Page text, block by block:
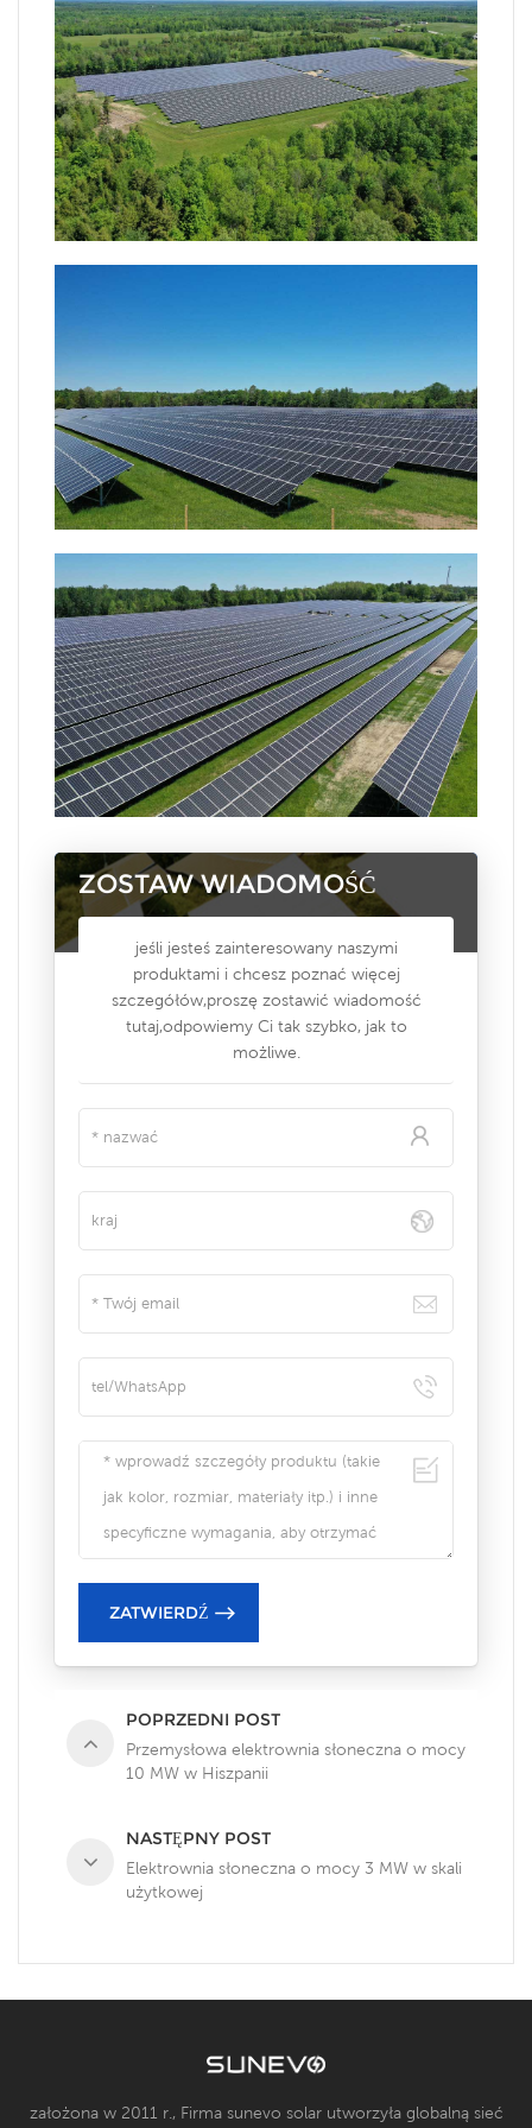
ZOSTAW WIADOMOŚĆ
jeśli jesteś zainteresowany naszymi
produktami i chcesz poznać więcej
szczegółów,proszę zostawić wiadomość
tutaj,odpowiemy Ci tak szybko, jak to
możliwe.
POPRZEDNI POST
Przemysłowa elektrownia słoneczna o mocy
10 MW w Hiszpanii
NASTĘPNY POST
Elektrownia słoneczna o mocy 3 MW w skali
użytkowej
założona w 2011 r., Firma sunevo solar utworzyła globalną sieć